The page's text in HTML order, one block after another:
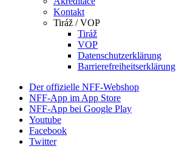
Kontakt
Tiráž / VOP
Tiráž
VOP
Datenschutzerklärung
Barrierefreiheitserklärung
Der offizielle NFF-Webshop
NFF-App im App Store
NFF-App bei Google Play
Youtube
Facebook
Twitter